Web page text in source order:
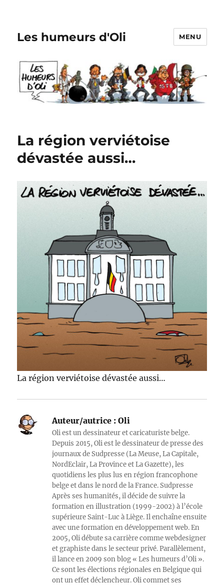
Les humeurs d'Oli MENU
La région verviétoise
dévastée aussi…
La région verviétoise dévastée aussi…
Auteur/autrice : Oli
Oli est un dessinateur et caricaturiste belge.
Depuis 2015, Oli est le dessinateur de presse des
journaux de Sudpresse (La Meuse, La Capitale,
NordEclair, La Province et La Gazette), les
quotidiens les plus lus en région francophone
belge et dans le nord de la France. Sudpresse
Après ses humanités, il décide de suivre la
formation en illustration (1999-2002) à l’école
supérieure Saint-Luc à Liège. Il enchaîne ensuite
avec une formation en développement web. En
2005, Oli débute sa carrière comme webdesigner
et graphiste dans le secteur privé. Parallèlement,
il lance en 2009 son blog « Les humeurs d’Oli ».
Ce sont les élections régionales en Belgique qui
ont un effet déclencheur. Oli commet ses